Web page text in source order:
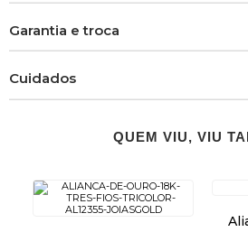
Garantia e troca
Cuidados
QUEM VIU, VIU